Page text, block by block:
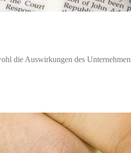
die Auswirkungen des